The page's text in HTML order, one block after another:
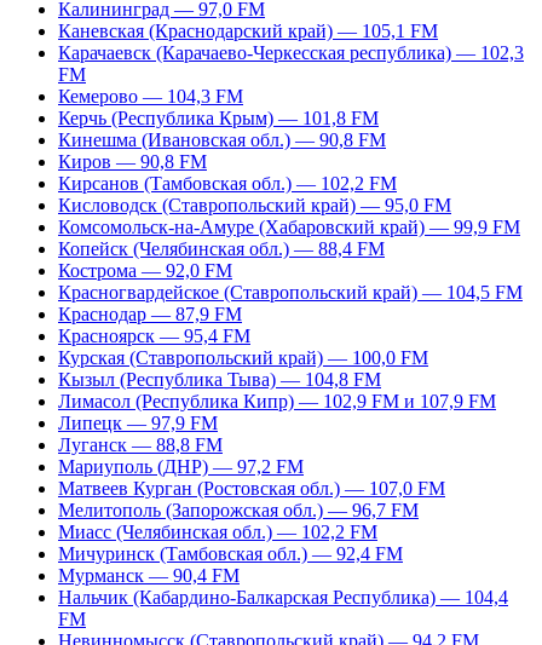
Калининград — 97,0 FM
Каневская (Краснодарский край) — 105,1 FM
Карачаевск (Карачаево-Черкесская республика) — 102,3
FM
Кемерово — 104,3 FM
Керчь (Республика Крым) — 101,8 FM
Кинешма (Ивановская обл.) — 90,8 FM
Киров — 90,8 FM
Кирсанов (Тамбовская обл.) — 102,2 FM
Кисловодск (Ставропольский край) — 95,0 FM
Комсомольск-на-Амуре (Хабаровский край) — 99,9 FM
Копейск (Челябинская обл.) — 88,4 FM
Кострома — 92,0 FM
Красногвардейское (Ставропольский край) — 104,5 FM
Краснодар — 87,9 FM
Красноярск — 95,4 FM
Курская (Ставропольский край) — 100,0 FM
Кызыл (Республика Тыва) — 104,8 FM
Лимасол (Республика Кипр) — 102,9 FM и 107,9 FM
Липецк — 97,9 FM
Луганск — 88,8 FM
Мариуполь (ДНР) — 97,2 FM
Матвеев Курган (Ростовская обл.) — 107,0 FM
Мелитополь (Запорожская обл.) — 96,7 FM
Миасс (Челябинская обл.) — 102,2 FM
Мичуринск (Тамбовская обл.) — 92,4 FM
Мурманск — 90,4 FM
Нальчик (Кабардино-Балкарская Республика) — 104,4
FM
Невинномысск (Ставропольский край) — 94,2 FM